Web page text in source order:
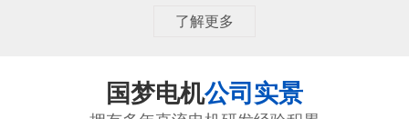
了解更多
国梦电机公司实景